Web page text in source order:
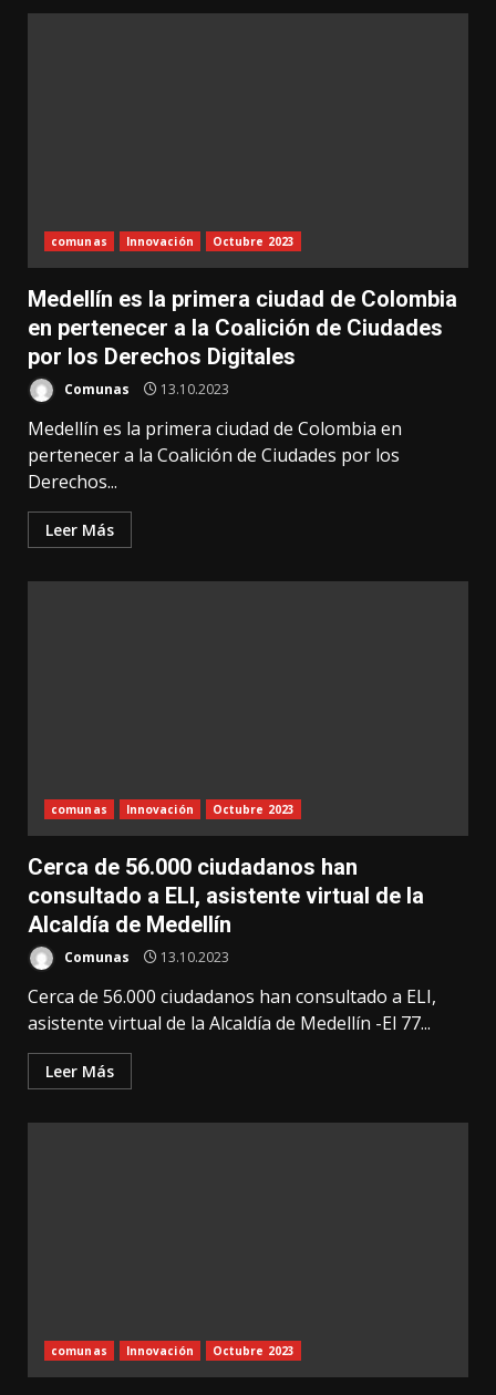
comunas Innovación Octubre 2023
Medellín es la primera ciudad de Colombia
en pertenecer a la Coalición de Ciudades
por los Derechos Digitales
Comunas 13.10.2023
Medellín es la primera ciudad de Colombia en
pertenecer a la Coalición de Ciudades por los
Derechos...
Leer Más
comunas Innovación Octubre 2023
Cerca de 56.000 ciudadanos han
consultado a ELI, asistente virtual de la
Alcaldía de Medellín
Comunas 13.10.2023
Cerca de 56.000 ciudadanos han consultado a ELI,
asistente virtual de la Alcaldía de Medellín -El 77...
Leer Más
comunas Innovación Octubre 2023